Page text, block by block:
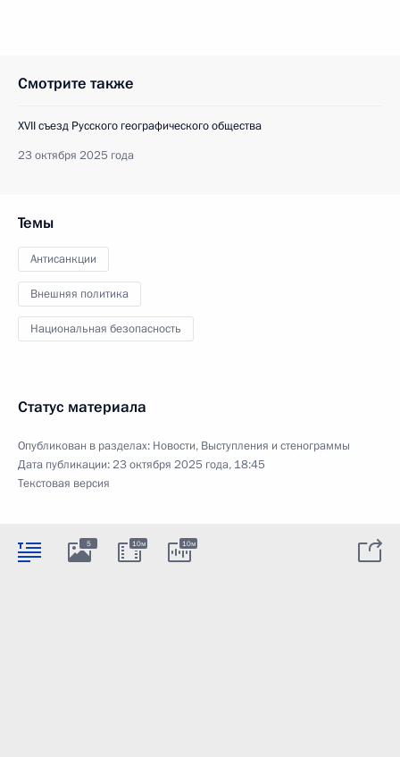
Смотрите также
XVII съезд Русского географического общества
23 октября 2025 года
Темы
Антисанкции
Внешняя политика
Национальная безопасность
Статус материала
Опубликован в разделах: Новости, Выступления и стенограммы
Дата публикации:23 октября 2025 года, 18:45
Текстовая версия
5 10м 10м